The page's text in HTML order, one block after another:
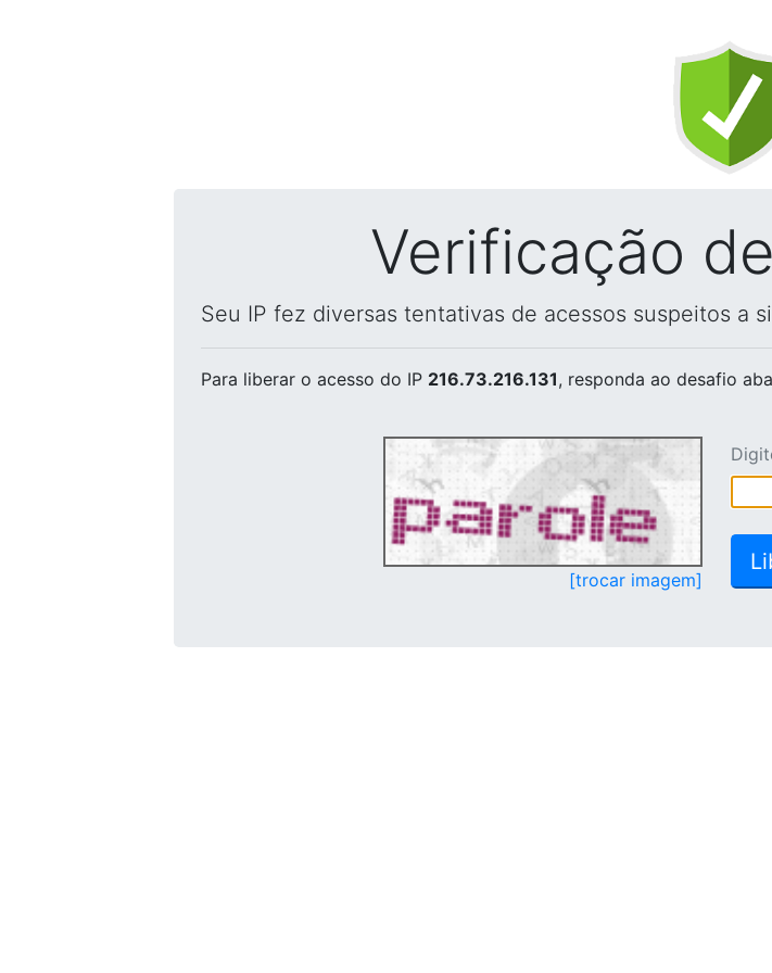
Verificação
Seu IP fez diversas tentativas de acessos suspeitos a
Para liberar o acesso do IP 216.73.216.131, responda ao desafio
[trocar imagem]